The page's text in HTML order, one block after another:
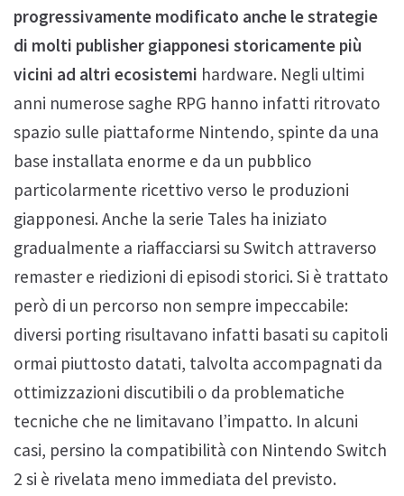
progressivamente modificato anche le strategie
di molti publisher giapponesi storicamente più
vicini ad altri ecosistemi hardware. Negli ultimi
anni numerose saghe RPG hanno infatti ritrovato
spazio sulle piattaforme Nintendo, spinte da una
base installata enorme e da un pubblico
particolarmente ricettivo verso le produzioni
giapponesi. Anche la serie Tales ha iniziato
gradualmente a riaffacciarsi su Switch attraverso
remaster e riedizioni di episodi storici. Si è trattato
però di un percorso non sempre impeccabile:
diversi porting risultavano infatti basati su capitoli
ormai piuttosto datati, talvolta accompagnati da
ottimizzazioni discutibili o da problematiche
tecniche che ne limitavano l’impatto. In alcuni
casi, persino la compatibilità con Nintendo Switch
2 si è rivelata meno immediata del previsto.